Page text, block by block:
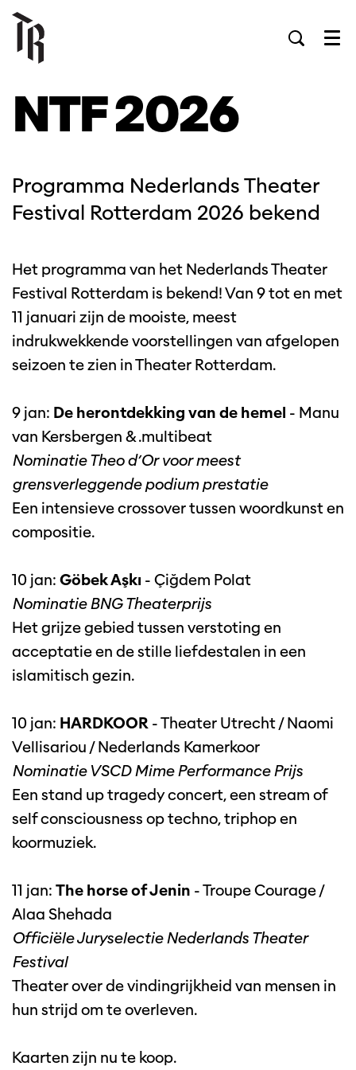
NTF 2026
Programma Nederlands Theater
Festival Rotterdam 2026 bekend
Het programma van het Nederlands Theater
Festival Rotterdam is bekend! Van 9 tot en met
11 januari zijn de mooiste, meest
indrukwekkende voorstellingen van afgelopen
seizoen te zien in Theater Rotterdam.
9 jan: De herontdekking van de hemel - Manu
van Kersbergen & .multibeat
Nominatie Theo d’Or voor meest
grensverleggende podium prestatie
Een intensieve crossover tussen woordkunst en
compositie.
10 jan: Göbek Aşkı - Çiğdem Polat
Nominatie BNG Theaterprijs
Het grijze gebied tussen verstoting en
acceptatie en de stille liefdestalen in een
islamitisch gezin.
10 jan: HARDKOOR - Theater Utrecht / Naomi
Vellisariou / Nederlands Kamerkoor
Nominatie VSCD Mime Performance Prijs
Een stand up tragedy concert, een stream of
self consciousness op techno, triphop en
koormuziek.
11 jan: The horse of Jenin - Troupe Courage /
Alaa Shehada
Officiële Juryselectie Nederlands Theater
Festival
Theater over de vindingrijkheid van mensen in
hun strijd om te overleven.
Kaarten zijn nu te koop.
Inzoomen